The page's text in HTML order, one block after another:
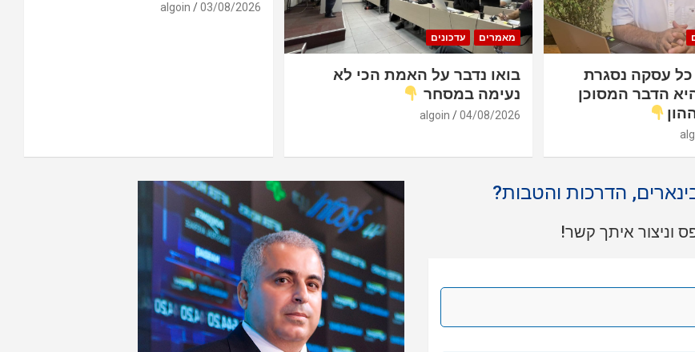
עסקה נסגרת
הדבר המסוכן
מאמרים עדכונים
בואו נדבר על האמת הכי לא
נעימה במסחר
04/08/2026
algoin
03/08/2026
algoin
הדרכות והטבות?
וניצור איתך קשר!